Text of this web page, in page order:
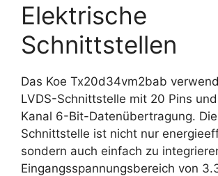
Elektrische
Schnittstellen
Das Koe Tx20d34vm2bab
LVDS-Schnittstelle mit 20 Pins
Kanal 6-Bit-Datenübertragung.
Schnittstelle ist nicht nur
sondern auch einfach zu
Eingangsspannungsbereich von